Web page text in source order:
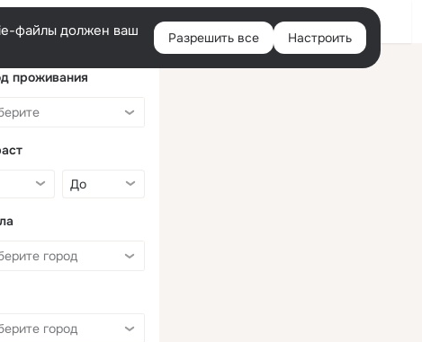
Войти
файлы должен ваш
Разрешить все Настроить
проживания